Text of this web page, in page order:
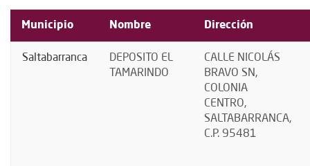
Municipio Nombre Dirección
Saltabarranca
DEPOSITO EL
TAMARINDO
CALLE NICOLÁS
BRAVO SN,
COLONIA
CENTRO,
SALTABARRANCA,
C.P. 95481